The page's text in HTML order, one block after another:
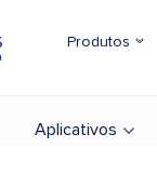
Produtos
Aplicativos